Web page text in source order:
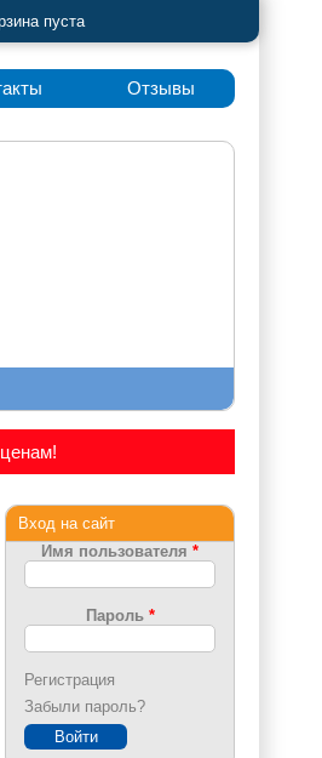
пуста
Отзывы
Вход на сайт
Имя пользователя *
Пароль *
Регистрация
Забыли пароль?